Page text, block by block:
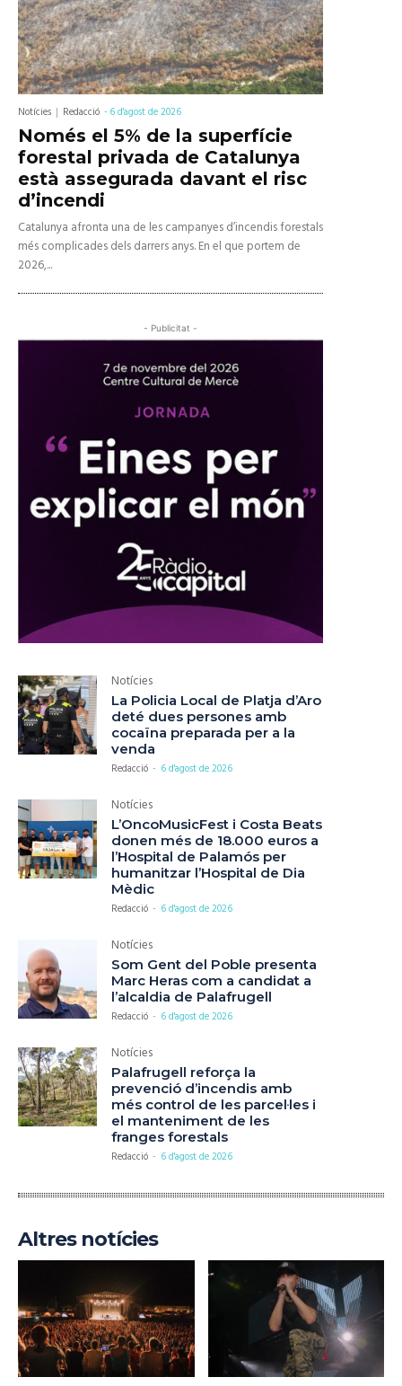
Notícies Redacció -6 d'agost de 2026
Només el 5% de la superfície
forestal privada de Catalunya
està assegurada davant el risc
d’incendi
Catalunya afronta una de les campanyes d’incendis forestals
més complicades dels darrers anys. En el que portem de
2026,...
- Publicitat -
Notícies
La Policia Local de Platja d’Aro
deté dues persones amb
cocaïna preparada per a la
venda
Redacció - 6 d'agost de 2026
Notícies
L’OncoMusicFest i Costa Beats
donen més de 18.000 euros a
l’Hospital de Palamós per
humanitzar l’Hospital de Dia
Mèdic
Redacció - 6 d'agost de 2026
Notícies
Som Gent del Poble presenta
Marc Heras com a candidat a
l’alcaldia de Palafrugell
Redacció - 6 d'agost de 2026
Notícies
Palafrugell reforça la
prevenció d’incendis amb
més control de les parcel·les i
el manteniment de les
franges forestals
Redacció - 6 d'agost de 2026
Altres notícies